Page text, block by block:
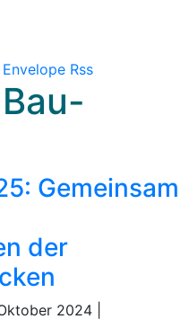
Envelope Rss
Bau-
Gemeinsam
der
2024